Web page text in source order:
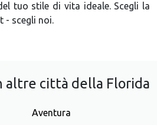
tuo stile di vita ideale. Scegli la
- scegli noi.
altre città della Florida
Aventura